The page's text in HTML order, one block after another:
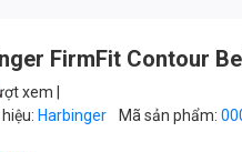
FirmFit Contour
xem |
Harbinger Mã sản phẩm: